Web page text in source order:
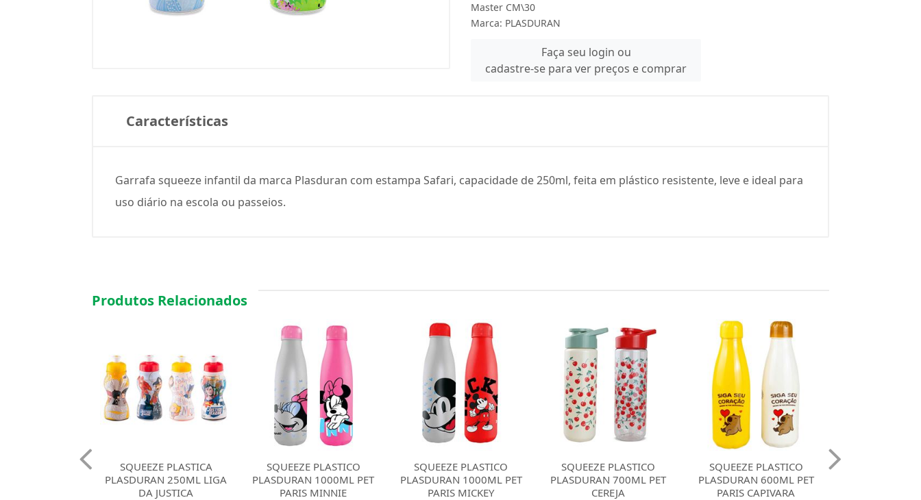
Master CM\30
Marca: PLASDURAN
Faça seu login ou
cadastre-se para ver preços e comprar
Características
Garrafa squeeze infantil da marca Plasduran com estampa Safari, capacidade de 250ml, feita em plástico resistente, leve e ideal para
uso diário na escola ou passeios.
Produtos Relacionados
SQUEEZE PLASTICO
PLASDURAN 1000ML PET
PARIS MINNIE
SQUEEZE PLASTICO
PLASDURAN 1000ML PET
PARIS MICKEY
SQUEEZE PLASTICO
PLASDURAN 700ML PET
CEREJA
SQUEEZE PLASTICO
PLASDURAN 600ML PET
PARIS CAPIVARA
SQUEEZE PLASTICA
PLASDURAN 250ML
SLEEVE CAPIVARA